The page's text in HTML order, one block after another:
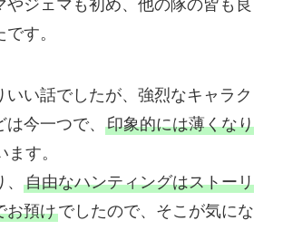
やジェマも初め、他の隊の皆も良
す。
いい話でしたが、強烈なキャラク
今一つで、
印象的には薄くなり
す。
自由なハンティングはストーリ
お預けでしたので、そこが気にな